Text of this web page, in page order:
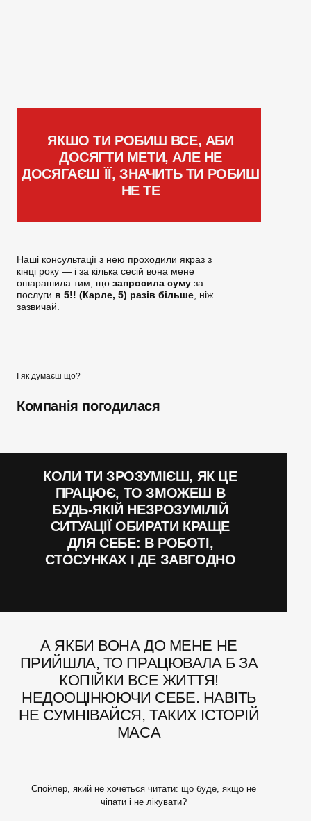
ЯКШО ТИ РОБИШ ВСЕ, АБИ
ДОСЯГТИ МЕТИ, АЛЕ НЕ
ДОСЯГАЄШ ЇЇ, ЗНАЧИТЬ ТИ РОБИШ
НЕ ТЕ
Наші консультації з нею проходили якраз з
кінці року — і за кілька сесій вона мене
ошарашила тим, що запросила суму за
послуги в 5!! (Карле, 5) разів більше , ніж
зазвичай.
І як думаєш що?
Компанія погодилася
КОЛИ ТИ ЗРОЗУМІЄШ, ЯК ЦЕ
ПРАЦЮЄ, ТО ЗМОЖЕШ В
БУДЬ-ЯКІЙ НЕЗРОЗУМІЛІЙ
СИТУАЦІЇ ОБИРАТИ КРАЩЕ
ДЛЯ СЕБЕ: В РОБОТІ,
СТОСУНКАХ І ДЕ ЗАВГОДНО
А ЯКБИ ВОНА ДО МЕНЕ НЕ
ПРИЙШЛА, ТО ПРАЦЮВАЛА Б ЗА
КОПІЙКИ ВСЕ ЖИТТЯ!
НЕДООЦІНЮЮЧИ СЕБЕ. НАВІТЬ
НЕ СУМНІВАЙСЯ, ТАКИХ ІСТОРІЙ
МАСА
Спойлер, який не хочеться читати: що буде, якщо не
чіпати і не лікувати?